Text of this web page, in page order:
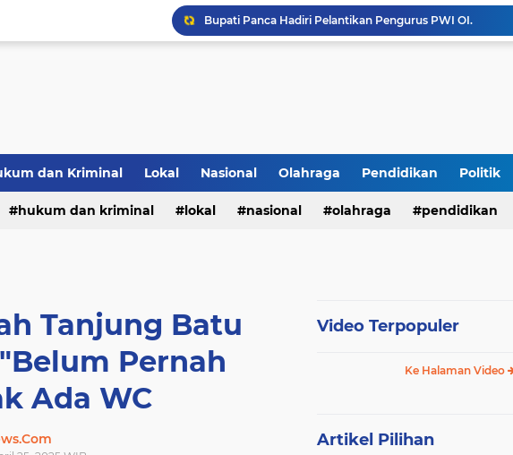
Bupati Panca Hadiri Pelantikan Pengurus PWI OI.
PWI Jambi Apresiasi Pemkab Merangin Gelar Bimtek Pers
dan Kriminal Lokal Nasional Olahraga Pendidikan Politik
hukum dan kriminal lokal nasional olahraga pendidikan
Tanjung Batu
Pernah
Ada WC
Video Terpopuler
Ke Halaman Video
Artikel Pilihan